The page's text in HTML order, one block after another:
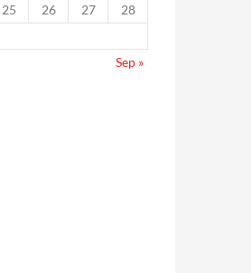
25 26 27
28
Sep »